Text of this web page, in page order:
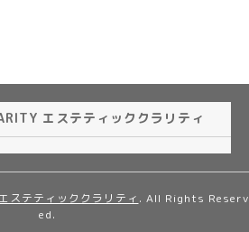
エステティッククラリティ
ステティッククラリティ . All Rights Reserv
ed.